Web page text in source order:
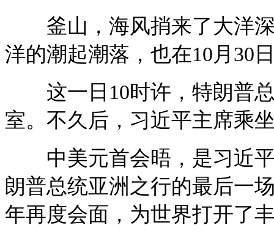
釜山，海风捎来了大洋深
洋的潮起潮落，也在10月30
这一日10时许，特朗普总
室。不久后，习近平主席乘
中美元首会晤，是习近平
朗普总统亚洲之行的最后一
年再度会面，为世界打开了